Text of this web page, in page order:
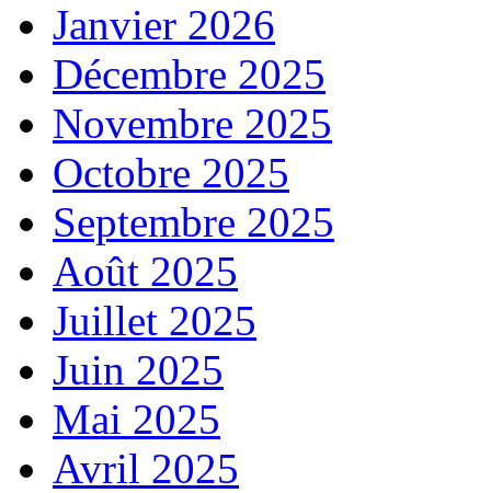
Janvier 2026
Décembre 2025
Novembre 2025
Octobre 2025
Septembre 2025
Août 2025
Juillet 2025
Juin 2025
Mai 2025
Avril 2025